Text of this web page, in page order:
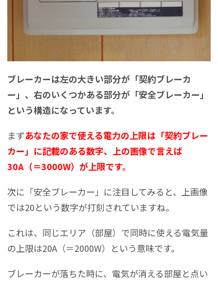
ブレーカーは左の大きい部分が「契約ブレーカ
ー」、右のいくつかある部分が「安全ブレーカー」
という構造になっています。
まずあなたの家で使える電力の上限は「契約ブレー
カー」に記載のある数字、上の画像で言えば
30A（＝3000W）が上限です。
次に「安全ブレーカー」に注目してみると、上画像
では20という数字が打刻されていますね。
これは、同じエリア（部屋）で同時に使える電気量
の上限は20A（＝2000W）という意味です。
ブレーカーが落ちた時に、電気が消える部屋と点い